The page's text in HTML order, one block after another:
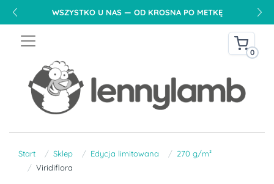
WSZYSTKO U NAS — OD KROSNA PO METKĘ
0
Start Sklep Edycja limitowana
270 g/m²
Viridiflora